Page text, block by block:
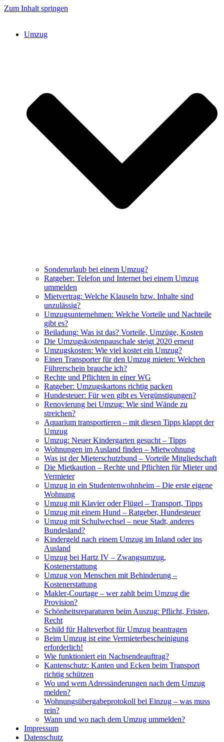
Zum Inhalt springen
Umzug
Sonderurlaub bei einem Umzug?
Ratgeber: Telefon und Internet bei einem Umzug
ummelden
Mietvertrag: Welche Klauseln bzw. Inhalte sind
unzulässig?
Umzugsunternehmen: Welche Vorteile und Nachteile
gibt es?
Beiladung: Was ist das? Vorteile, Umzüge, Kosten
Die Umzugskostenpauschale steigt 2020 erneut
Umzugskosten: Wie viel kostet ein Umzug?
Einen Transporter für den Umzug mieten: Welchen
Führerschein brauche ich?
Rechte und Pflichten in einer WG
Ratgeber: Umzugskartons richtig packen
Hundesteuer: Für wen gibt es Vergünstigungen?
Renovierung bei Umzug: Wie sind Wände zu
streichen?
Aquarium transportieren – mit diesen Tipps klappt der
Umzug
Umzug: Neuer Kindergarten gesucht – Tipps
Wohnungen im Ausland finden – Mietwohnung
Was ist der Mieterschutzbund – Vorteile Mitgliedschaft
Die Mietkaution – Rechte und Pflichten für Mieter und
Vermieter
Umzug in ein Studentenwohnheim – Die erste eigene
Wohnung
Umzug mit Klavier oder Flügel – Transport, Tipps
Umzug mit einem Hund – Ratgeber, Hundesteuer
Umzug mit Schulwechsel – neue Stadt, anderes
Bundesland?
Kindergeld nach einem Umzug im Inland oder ins
Ausland
Umzug bei Hartz IV – Zwangsumzug,
Kostenerstattung
Umzug von Menschen mit Behinderung –
Kostenerstattung
Makler-Courtage – wer zahlt beim Umzug die
Provision?
Schönheitsreparaturen beim Auszug: Pflicht, Fristen,
Recht
Schild für Halteverbot für Umzug beantragen
Beim Umzug ist eine Vermieterbescheinigung
erforderlich!
Wie funktioniert ein Nachsendeauftrag?
Kantenschutz: Kanten und Ecken beim Transport
richtig schützen
Wo und wem Adressänderungen nach dem Umzug
melden?
Wohnungsübergabeprotokoll bei Einzug – was muss
rein?
Wann und wo nach dem Umzug ummelden?
Impressum
Datenschutz